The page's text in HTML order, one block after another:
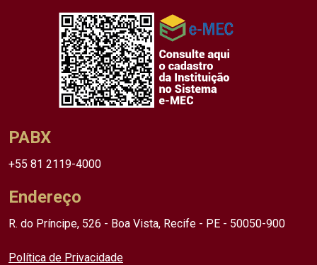
PABX
+55 81 2119-4000
Endereço
R. do Príncipe, 526 - Boa Vista, Recife - PE - 50050-900
Política de Privacidade